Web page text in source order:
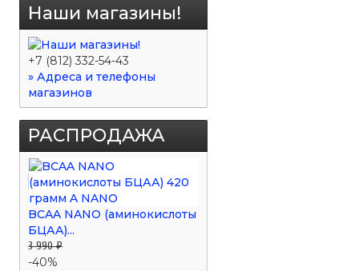
Наши магазины!
+7 (812) 332-54-43
» Адреса и телефоны
магазинов
РАСПРОДАЖА
BCAA NANO (аминокислоты
БЦАА)...
3 990 ₽
-40%